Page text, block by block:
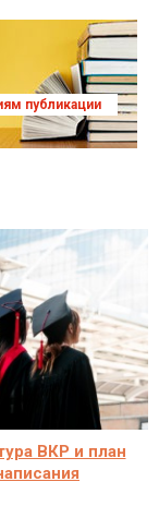
публикации
ВКР и план